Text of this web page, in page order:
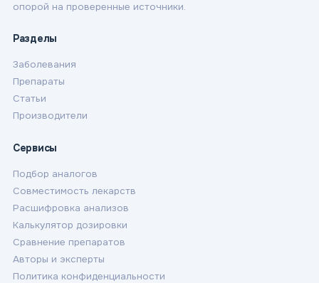
опорой на проверенные источники.
Разделы
Заболевания
Препараты
Статьи
Производители
Сервисы
Подбор аналогов
Совместимость лекарств
Расшифровка анализов
Калькулятор дозировки
Сравнение препаратов
Авторы и эксперты
Политика конфиденциальности